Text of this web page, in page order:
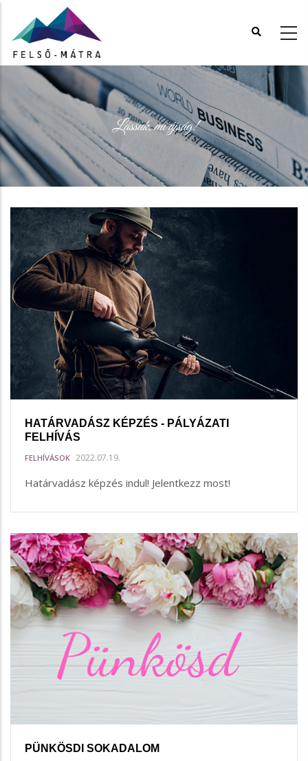
tartalomra
Lássuk, mi újság!
HATÁRVADÁSZ KÉPZÉS - PÁLYÁZATI
FELHÍVÁS
FELHÍVÁSOK 2022.07.19.
Határvadász képzés indul! Jelentkezz most!
PÜNKÖSDI SOKADALOM